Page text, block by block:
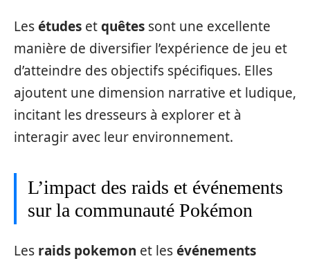
Lesétudes etquêtes sont une excellente
manière de diversifier l’expérience de jeu et
d’atteindre des objectifs spécifiques. Elles
ajoutent une dimension narrative et ludique,
incitant les dresseurs à explorer et à
interagir avec leur environnement.
L’impact des raids et événements
sur la communauté Pokémon
Les raids pokemon et lesévénements